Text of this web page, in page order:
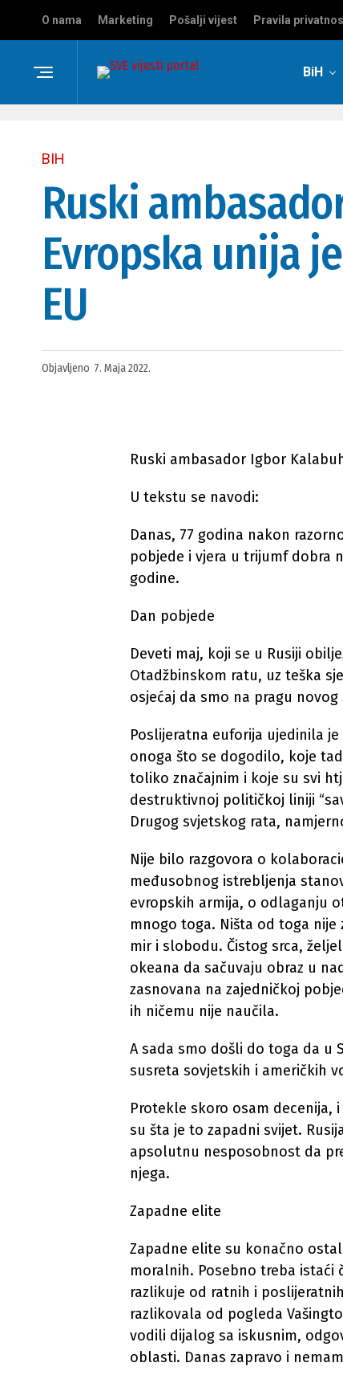
O nama Marketing Pošalji vijest Pravila
BiH
BIH
Ruski
Evropska unija
EU
Objavljeno 7. Maja 2022.
Ruski ambasador Igbor
U tekstu se navodi:
Danas, 77 godina nakon
pobjede i vjera u trijumf dobra
godine.
Dan pobjede
Deveti maj, koji se u Rusiji
Otadžbinskom ratu, uz teška
osjećaj da smo na pragu
Poslijeratna euforija ujedinila
onoga što se dogodilo, koje
toliko značajnim i koje su svi
destruktivnoj političkoj liniji
Drugog svjetskog rata,
Nije bilo razgovora o
međusobnog istrebljenja
evropskih armija, o odlaganju
mnogo toga. Ništa od toga
mir i slobodu. Čistog srca,
okeana da sačuvaju obraz u
zasnovana na zajedničkoj
ih ničemu nije naučila.
A sada smo došli do toga da u
susreta sovjetskih i američkih
Protekle skoro osam decenija,
su šta je to zapadni svijet.
apsolutnu nesposobnost da
njega.
Zapadne elite
Zapadne elite su konačno
moralnih. Posebno treba istaći
razlikuje od ratnih i
razlikovala od pogleda
vodili dijalog sa iskusnim,
oblasti. Danas zapravo i